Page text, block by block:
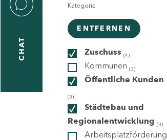
CHAT
Kategorie
ENTFERNEN
Zuschuss (4)
Kommunen (3)
Öffentliche Kunden
(3)
Städtebau und
Regionalentwicklung (3)
Arbeitsplatzförderung